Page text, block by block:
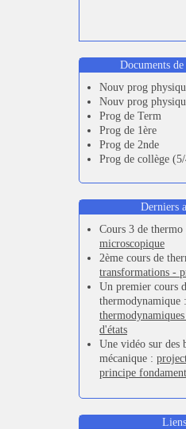
Documents
Nouv prog
Nouv prog
Prog de Term
Prog de 1ère
Prog de 2nde
Prog de collège
Derniers
Cours 3 de thermo
microscopique
2ème cours de
transformations -
Un premier cours
thermodynamique :
d'états
Une vidéo sur des
mécanique :
principe
frottements
Nouvelle série de
Liens